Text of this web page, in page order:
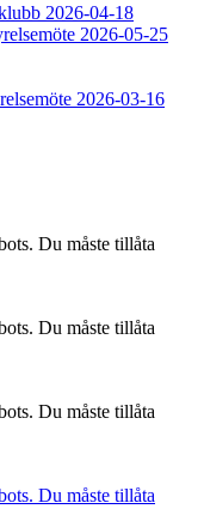
2026-04-18
2026-05-25
2026-03-16
Du måste tillåta
Du måste tillåta
Du måste tillåta
Du måste tillåta